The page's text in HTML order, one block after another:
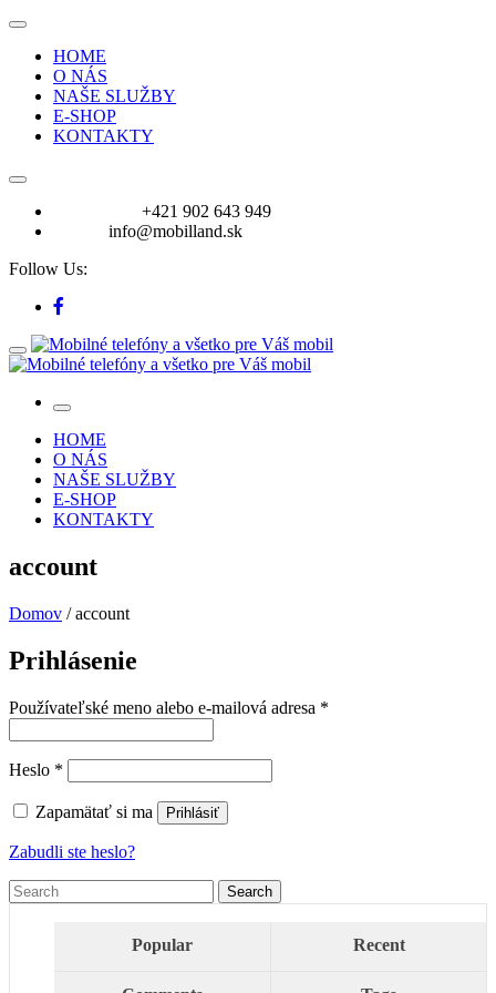
HOME
O NÁS
NAŠE SLUŽBY
E-SHOP
KONTAKTY
+421 902 643 949
info@mobilland.sk
Follow Us:
HOME
O NÁS
NAŠE SLUŽBY
E-SHOP
KONTAKTY
account
Domov / account
Prihlásenie
Používateľské meno alebo e-mailová adresa *
Heslo *
Zapamätať si ma Prihlásiť
Zabudli ste heslo?
Popular Recent